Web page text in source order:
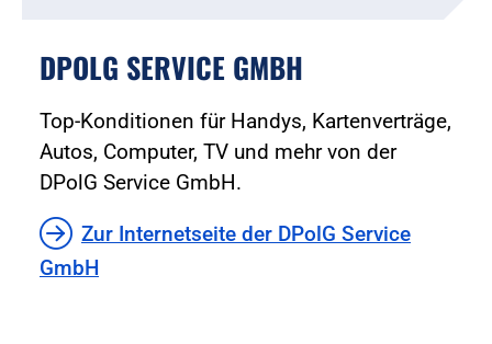
DPOLG SERVICE GMBH
Top-Konditionen für Handys, Kartenverträge,
Autos, Computer, TV und mehr von der
DPolG Service GmbH.
Zur Internetseite der DPolG Service
GmbH